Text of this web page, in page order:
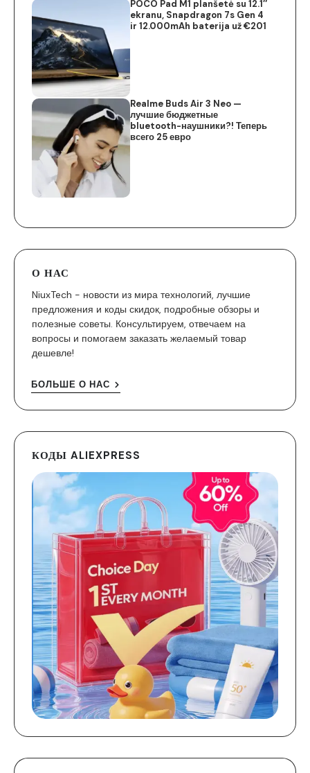
POCO Pad M1 planšetė su 12.1″
ekranu, Snapdragon 7s Gen 4
ir 12.000mAh baterija už €201
Realme Buds Air 3 Neo —
лучшие бюджетные
bluetooth-наушники?! Теперь
всего 25 евро
О НАС
NiuxTech - новости из мира технологий, лучшие
предложения и коды скидок, подробные обзоры и
полезные советы. Консультируем, отвечаем на
вопросы и помогаем заказать желаемый товар
дешевле!
БОЛЬШЕ О НАС
КОДЫ ALIEXPRESS